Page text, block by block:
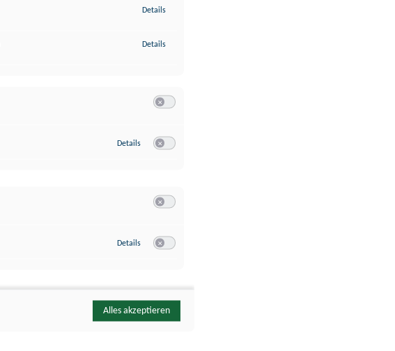
Details
Details
Details zu Google Analytics
Details zu YouTube
Alles akzeptieren